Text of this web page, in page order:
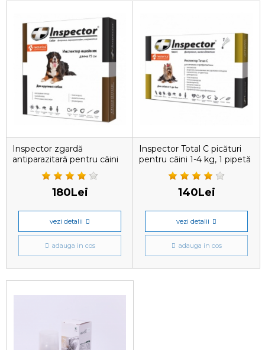
Inspector zgardă
antiparazitară pentru câini
de rasă mare , 75 cm
180Lei
vezi detalii
adauga in cos
Inspector Total C picături
pentru câini 1-4 kg, 1 pipetă
140Lei
vezi detalii
adauga in cos